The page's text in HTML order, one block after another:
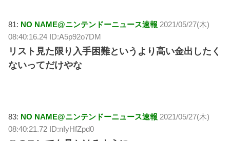
81: NO NAME@ニンテンドーニュース速報 2021/05/27(木)
08:40:16.24 ID:A5p92o7DM
リスト見た限り入手困難というより高い金出したく
ないってだけやな
83: NO NAME@ニンテンドーニュース速報 2021/05/27(木)
08:40:21.72 ID:nIyHfZpd0